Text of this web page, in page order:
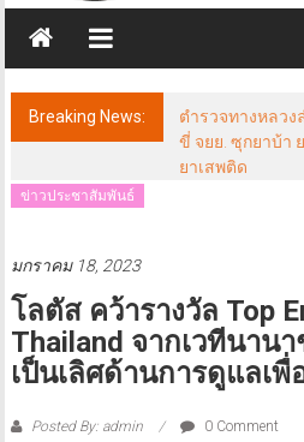
วส์
ฟรี
แลน
เซอร์
Breaking News:
ตำรวจทางหลวง
ขี่ จยย. ซุกยาบ้า
ยาเสพติด
ข่าวประชาสัมพันธ์
มกราคม 18, 2023
โลตัส คว้ารางวัล Top
Thailand จากเวทีนาน
เป็นเลิศด้านการดูแลเ
Posted By: admin 0 Comment